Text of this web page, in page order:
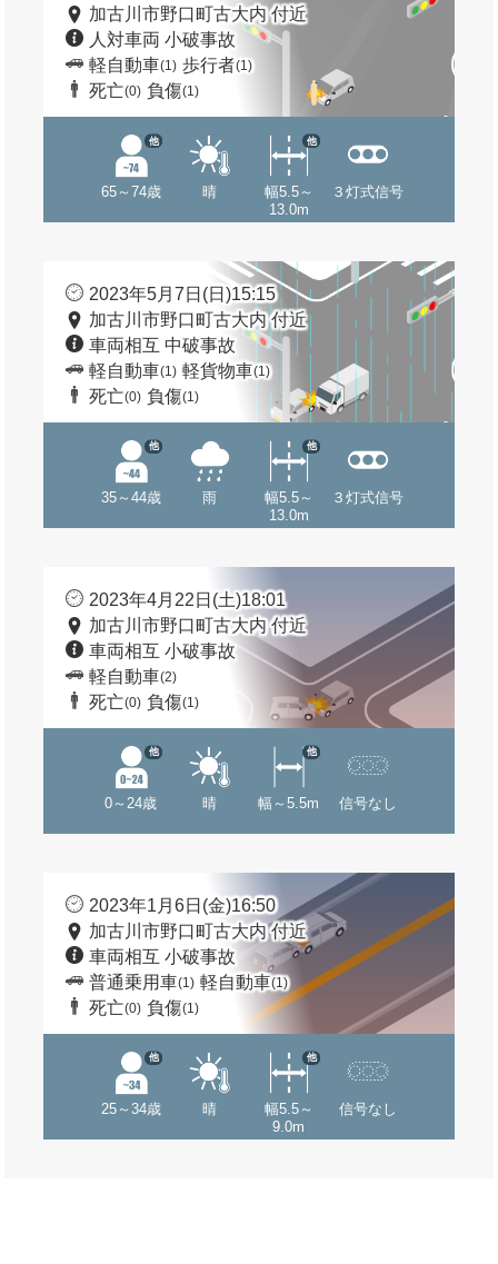
加古川市野口町古大内 付近
人対車両 小破事故
軽自動車(1) 歩行者(1)
死亡(0) 負傷(1)
65～74歳
他
晴
幅5.5～
13.0m
他
３灯式信号
2023年5月7日(日)15:15
加古川市野口町古大内 付近
車両相互 中破事故
軽自動車(1) 軽貨物車(1)
死亡(0) 負傷(1)
35～44歳
他
雨
幅5.5～
13.0m
他
３灯式信号
2023年4月22日(土)18:01
加古川市野口町古大内 付近
車両相互 小破事故
軽自動車(2)
死亡(0) 負傷(1)
0～24歳
他
晴 幅～5.5m
他
信号なし
2023年1月6日(金)16:50
加古川市野口町古大内 付近
車両相互 小破事故
普通乗用車(1) 軽自動車(1)
死亡(0) 負傷(1)
25～34歳
他
晴
幅5.5～
9.0m
他
信号なし